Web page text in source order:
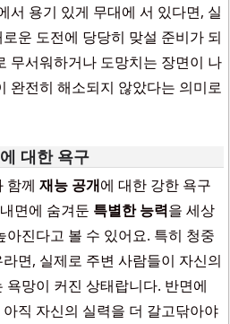
서 용기 있게 무대에 서 있다면, 실
운 도전에 당당히 맞설 준비가 되
무서워하거나 도망치는 장면이 나
완전히 해소되지 않았다는 의미로
대한 욕구
함께 재능 공개에 대한 강한 욕구
면에 숨겨둔 특별한 능력을 세상
진다고 볼 수 있어요. 특히 청중
면, 실제로 주변 사람들이 자신의
망이 커진 상태랍니다. 반면에
직 자신의 실력을 더 갈고닦아야